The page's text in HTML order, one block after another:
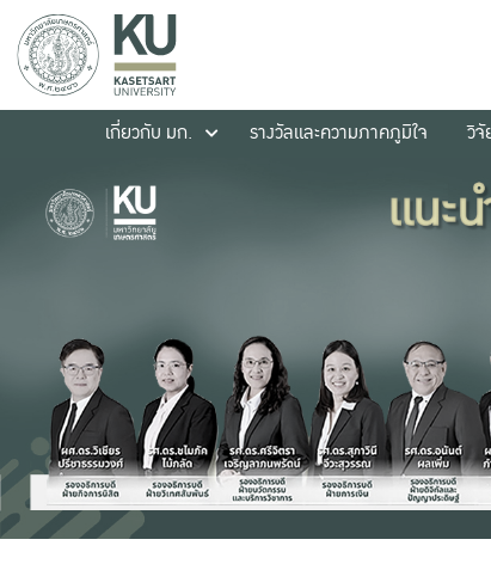
เกี่ยวกับ มก.
รางวัลและความภาคภูมิใจ วิจั